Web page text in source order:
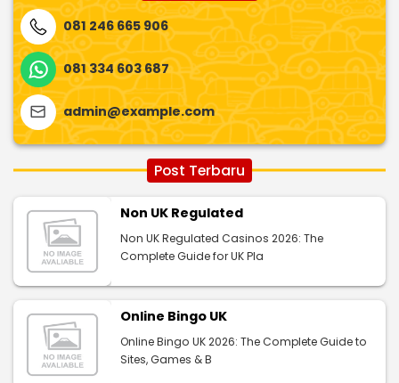
081 246 665 906
081 334 603 687
admin@example.com
Post Terbaru
Non UK Regulated
Non UK Regulated Casinos 2026: The
Complete Guide for UK Pla
Online Bingo UK
Online Bingo UK 2026: The Complete Guide to
Sites, Games & B